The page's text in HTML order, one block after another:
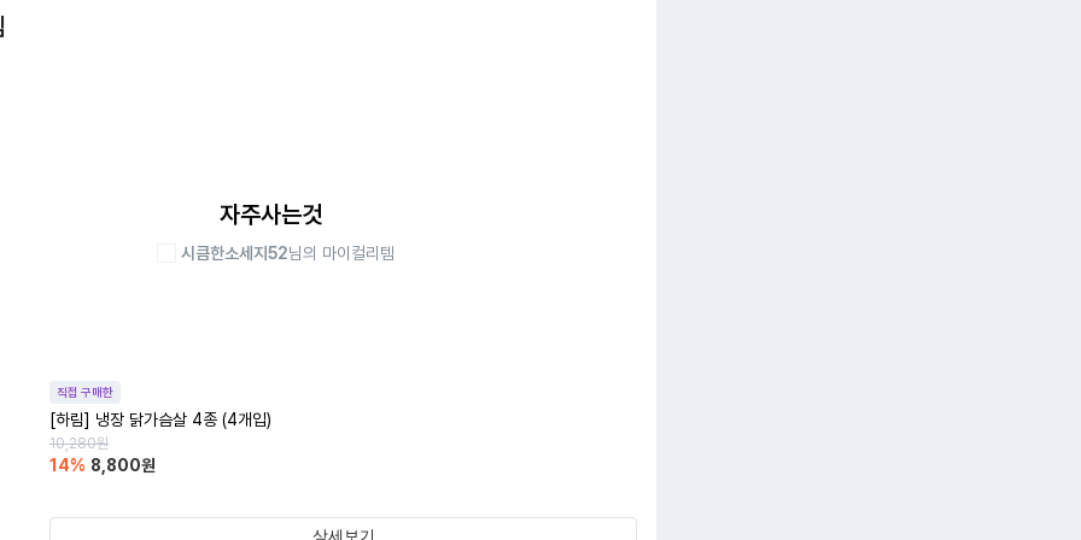
자주사는것
시큼한소세지52님의 마이컬리템
직접 구매한
[하림] 냉장 닭가슴살 4종 (4개입)
10,280원
14% 8,800원
상세보기